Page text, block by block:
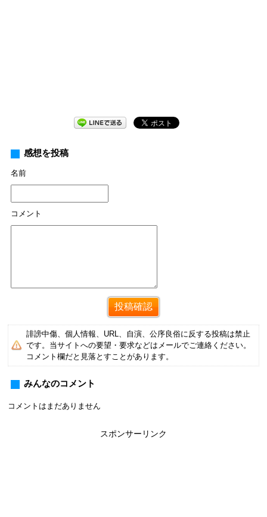
感想を投稿
名前
コメント
誹謗中傷、個人情報、URL、自演、公序良俗に反する投稿は禁止
です。当サイトへの要望・要求などはメールでご連絡ください。
コメント欄だと見落とすことがあります。
みんなのコメント
コメントはまだありません
スポンサーリンク